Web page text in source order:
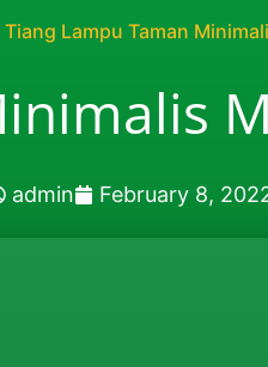
Tiang Lampu Taman
admin February 8,